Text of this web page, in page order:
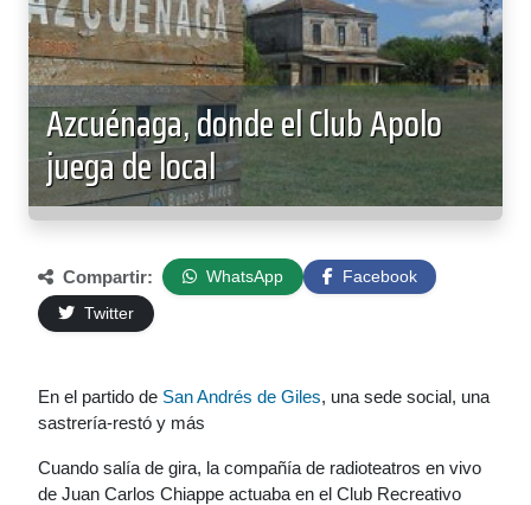
Azcuénaga, donde el Club Apolo
juega de local
Compartir: WhatsApp
Facebook
Twitter
En el partido de San Andrés de Giles, una sede social, una
sastrería-restó y más
Cuando salía de gira, la compañía de radioteatros en vivo
de Juan Carlos Chiappe actuaba en el Club Recreativo